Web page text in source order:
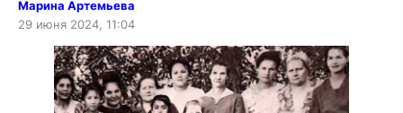
Марина Артемьева
29 июня 2024, 11:04